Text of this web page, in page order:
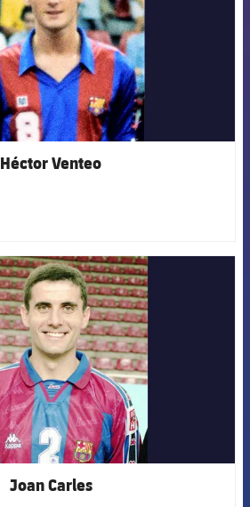
Héctor Venteo
FCB Barcelona badge
Joan Carles